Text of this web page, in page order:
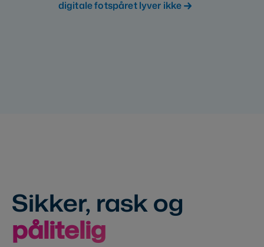
digitale fotspåret lyver ikke
Sikker, rask og
pålitelig